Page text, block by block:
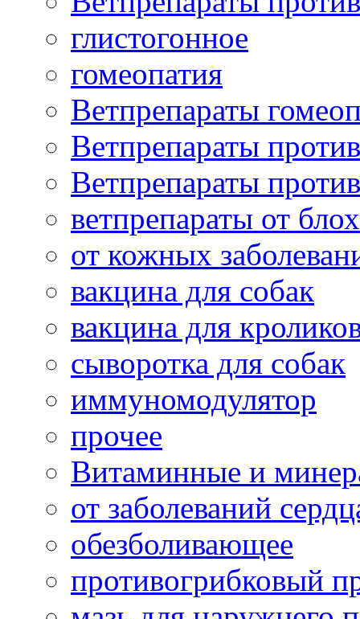
глистогонное
гомеопатия
Ветпрепараты
Ветпрепараты
Ветпрепараты
ветпрепараты от
от кожных
вакцина для собак
вакцина для
сыворотка для собак
иммуномодулятор
прочее
Витаминные и
от заболеваний
обезболивающее
противогрибковый